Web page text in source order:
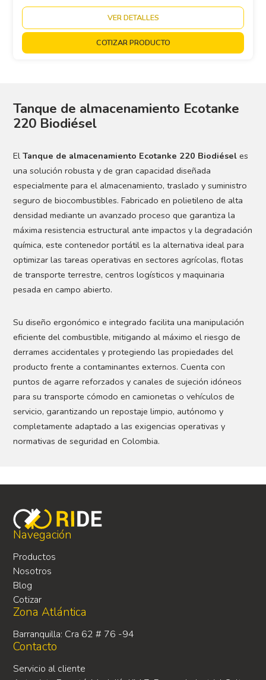
VER DETALLES
COTIZAR PRODUCTO
Tanque de almacenamiento Ecotanke
220 Biodiésel
ElTanque de almacenamiento Ecotanke 220 Biodiésel es
una solución robusta y de gran capacidad diseñada
especialmente para el almacenamiento, traslado y suministro
seguro de biocombustibles. Fabricado en polietileno de alta
densidad mediante un avanzado proceso que garantiza la
máxima resistencia estructural ante impactos y la degradación
química, este contenedor portátil es la alternativa ideal para
optimizar las tareas operativas en sectores agrícolas, flotas
de transporte terrestre, centros logísticos y maquinaria
pesada en campo abierto.
Su diseño ergonómico e integrado facilita una manipulación
eficiente del combustible, mitigando al máximo el riesgo de
derrames accidentales y protegiendo las propiedades del
producto frente a contaminantes externos. Cuenta con
puntos de agarre reforzados y canales de sujeción idóneos
para su transporte cómodo en camionetas o vehículos de
servicio, garantizando un repostaje limpio, autónomo y
completamente adaptado a las exigencias operativas y
normativas de seguridad en Colombia.
Navegación
Productos
Nosotros
Blog
Cotizar
Zona Atlántica
Barranquilla: Cra 62 # 76 -94
Contacto
Servicio al cliente